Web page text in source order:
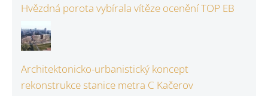
Hvězdná porota vybírala vítěze ocenění TOP EB
Architektonicko-urbanistický koncept
rekonstrukce stanice metra C Kačerov